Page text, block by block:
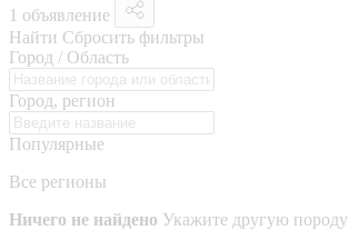
1 объявление
Найти Сбросить фильтры
Город / Область
Город, регион
Популярные
Все регионы
Ничего не найдено Укажите другую породу